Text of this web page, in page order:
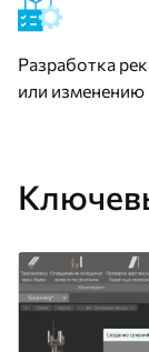
Разработка
или изменению